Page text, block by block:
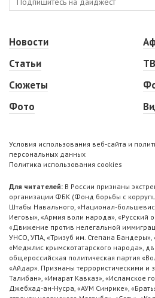
Новости
Статьи
Сюжеты
Фото
Условия использования веб-сайта и
персональных данных
Политика использования cookies
Для читателей: В России признаны
организации ФБК (Фонд борьбы с
Штабы Навального, «Национал-
Иеговы», «Армия воли народа», «Русский
«Движение против нелегальной
УНСО, УПА, «Тризуб им. Степана
«Меджлис крымскотатарского народа»,
общероссийская политическая партия
«Айдар». Признаны террористическими
Талибан», «Имарат Кавказ», «Исламское
Джебхад-ан-Нусра, «АУМ Синрике»,